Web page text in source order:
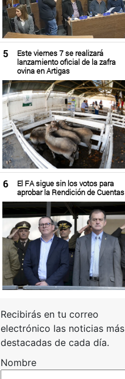
5
Este viernes 7 se realizará
lanzamiento oficial de la zafra
ovina en Artigas
6
El FA sigue sin los votos para
aprobar la Rendición de Cuentas
Recibirás en tu correo
electrónico las noticias más
destacadas de cada día.
Nombre